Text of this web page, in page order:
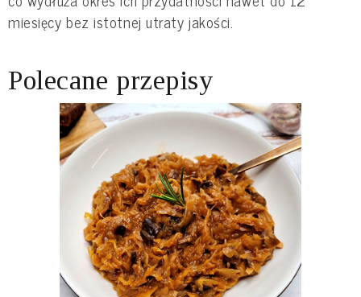
miesięcy bez istotnej utraty jakości.
Polecane przepisy